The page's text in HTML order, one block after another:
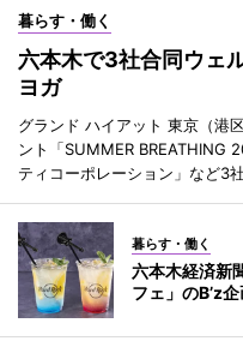
暮らす・働く
六本木で3社合同ウェ
ヨガ
グランド ハイアット 東京（港
ント「SUMMER BREATHING
ティコーポレーション」など3
暮らす・働く
六本木経済新
フェ」のB’z